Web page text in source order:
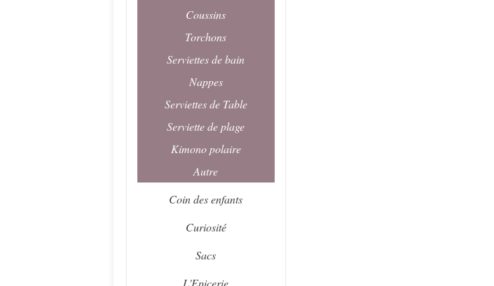
Coussins
Torchons
Serviettes de bain
Nappes
Serviettes de Table
Serviette de plage
Kimono polaire
Autre
Coin des enfants
Curiosité
Sacs
L'Epicerie